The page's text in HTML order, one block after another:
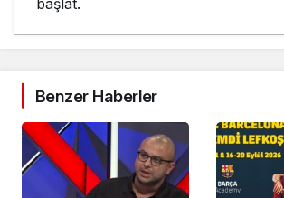
Benzer Haberler